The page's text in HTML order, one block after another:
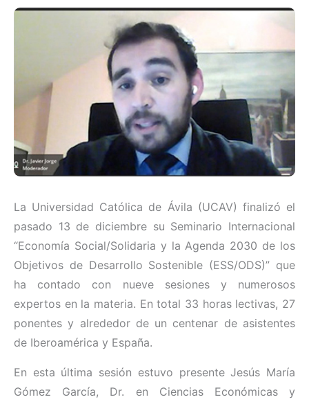
La Universidad Católica de Ávila (UCAV) finalizó el
pasado 13 de diciembre su Seminario Internacional
“Economía Social/Solidaria y la Agenda 2030 de los
Objetivos de Desarrollo Sostenible (ESS/ODS)” que
ha contado con nueve sesiones y numerosos
expertos en la materia. En total 33 horas lectivas, 27
ponentes y alrededor de un centenar de asistentes
de Iberoamérica y España.
En esta última sesión estuvo presente Jesús María
Gómez García, Dr. en Ciencias Económicas y